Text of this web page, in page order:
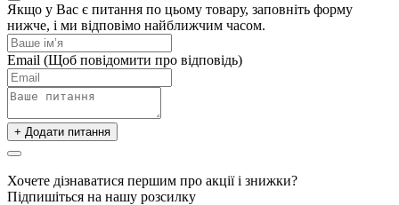
Якщо у Вас є питання по цьому товару, заповніть форму
нижче, і ми відповімо найближчим часом.
Email (Щоб повідомити про відповідь)
+ Додати питання
Хочете дізнаватися першим про акції і знижки?
Підпишіться на нашу розсилку